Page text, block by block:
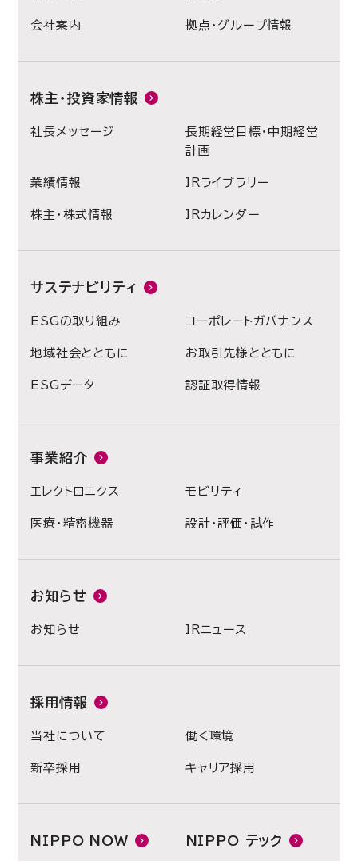
会社案内 拠点・グループ情報
株主・投資家情報
社長メッセージ
長期経営目標・中期経営
計画
業績情報 IRライブラリー
株主・株式情報 IRカレンダー
サステナビリティ
ESGの取り組み コーポレートガバナンス
地域社会とともに お取引先様とともに
ESGデータ 認証取得情報
事業紹介
エレクトロニクス モビリティ
医療・精密機器 設計・評価・試作
お知らせ
お知らせ IRニュース
採用情報
当社について 働く環境
新卒採用 キャリア採用
NIPPO NOW NIPPO テック